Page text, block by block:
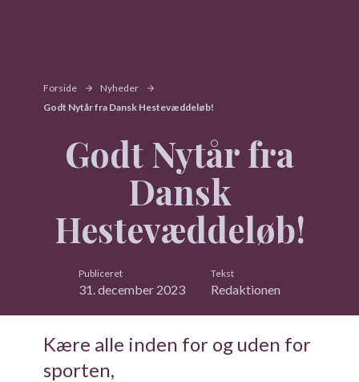
Forside
Nyheder
Godt Nytår fra Dansk Hestevæddeløb!
Godt Nytår fra
Dansk
Hestevæddeløb!
Publiceret
31. december 2023
Tekst
Redaktionen
Kære alle inden for og uden for
sporten,